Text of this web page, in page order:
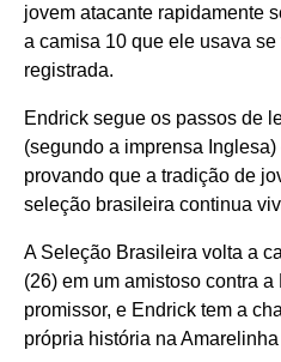
jovem atacante rapidamente
a camisa 10 que ele usava
registrada.
Endrick segue os passos de
(segundo a imprensa
provando que a tradição de
seleção brasileira continua
A Seleção Brasileira volta a
(26) em um amistoso contra
promissor, e Endrick tem a
própria história na Amarelinha